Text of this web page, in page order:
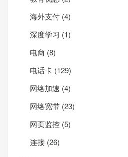
海外支付 (4)
深度学习 (1)
电商 (8)
电话卡 (129)
网络加速 (4)
网络宽带 (23)
网页监控 (5)
连接 (26)